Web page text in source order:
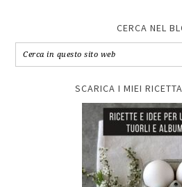
CERCA NEL
SCARICA I MIEI